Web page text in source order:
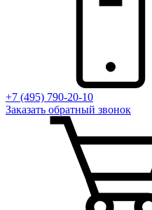
+7 (495) 790-20-10
Заказать обратный звонок